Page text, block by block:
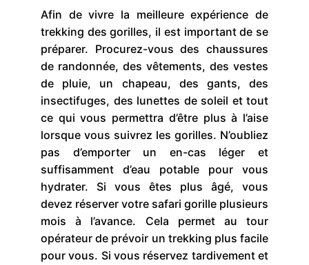
Afin de vivre la meilleure expérience de
trekking des gorilles, il est important de se
préparer. Procurez-vous des chaussures
de randonnée, des vêtements, des vestes
de pluie, un chapeau, des gants, des
insectifuges, des lunettes de soleil et tout
ce qui vous permettra d’être plus à l’aise
lorsque vous suivrez les gorilles. N’oubliez
pas d’emporter un en-cas léger et
suffisamment d’eau potable pour vous
hydrater. Si vous êtes plus âgé, vous
devez réserver votre safari gorille plusieurs
mois à l’avance. Cela permet au tour
opérateur de prévoir un trekking plus facile
pour vous. Si vous réservez tardivement et